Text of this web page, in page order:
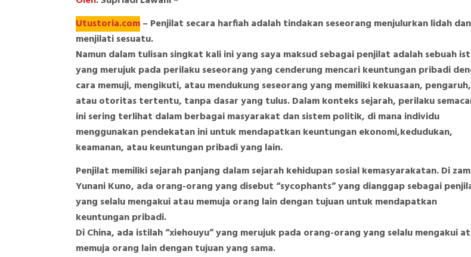
Utustoria.com– Penjilat secara harfiah adalah tindakan seseorang menjulurkan lidah dan
menjilati sesuatu.
Namun dalam tulisan singkat kali ini yang saya maksud sebagai penjilat adalah sebuah
yang merujuk pada perilaku seseorang yang cenderung mencari keuntungan pribadi
cara memuji, mengikuti, atau mendukung seseorang yang memiliki kekuasaan, pengaruh,
atau otoritas tertentu, tanpa dasar yang tulus. Dalam konteks sejarah, perilaku
ini sering terlihat dalam berbagai masyarakat dan sistem politik, di mana individu
menggunakan pendekatan ini untuk mendapatkan keuntungan ekonomi,kedudukan,
keamanan, atau keuntungan pribadi yang lain.
Penjilat memiliki sejarah panjang dalam sejarah kehidupan sosial kemasyarakatan. Di
Yunani Kuno, ada orang-orang yang disebut “sycophants” yang dianggap sebagai
yang selalu mengakui atau memuja orang lain dengan tujuan untuk mendapatkan
keuntungan pribadi.
Di China, ada istilah “xiehouyu” yang merujuk pada orang-orang yang selalu mengakui
memuja orang lain dengan tujuan yang sama.